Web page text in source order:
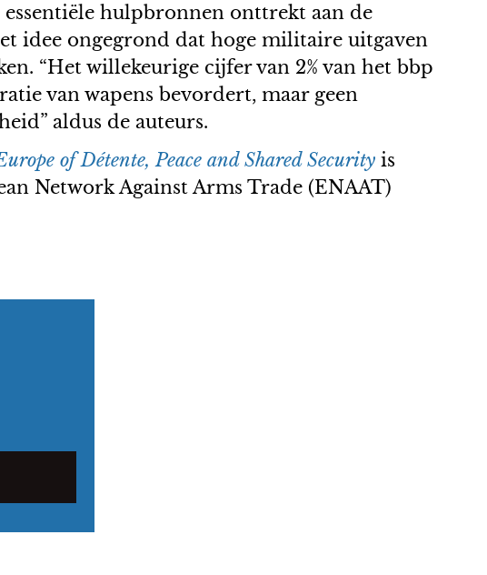
hulpbronnen onttrekt aan de
idee ongegrond dat hoge militaire uitgaven
“Het willekeurige cijfer van 2% van het bbp
van wapens bevordert, maar geen
aldus de auteurs.
of Détente, Peace and Shared Security is
Network Against Arms Trade (ENAAT)